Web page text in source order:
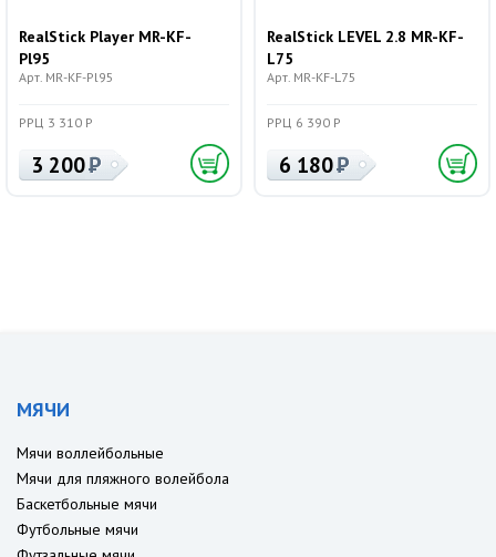
RealStick Player MR-KF-
Pl95
Арт. MR-KF-Pl95
РРЦ 3 310 Р
3 200
RealStick LEVEL 2.8 MR-KF-
L75
Арт. MR-KF-L75
РРЦ 6 390 Р
6 180
МЯЧИ
Мячи воллейбольные
Мячи для пляжного волейбола
Баскетбольные мячи
Футбольные мячи